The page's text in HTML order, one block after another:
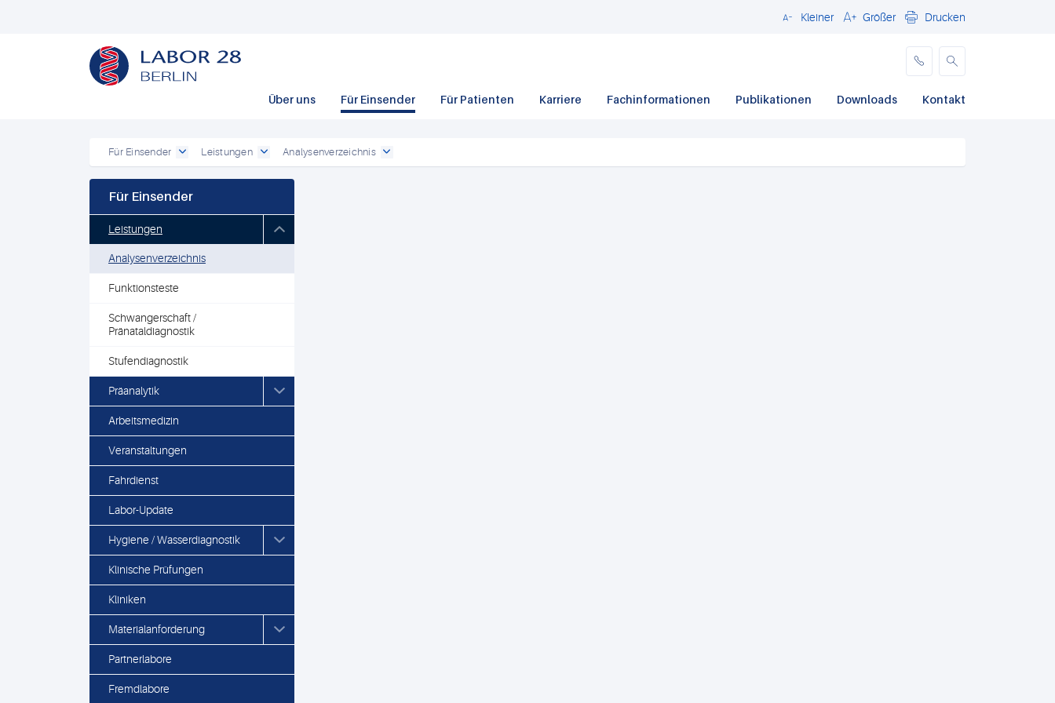
Schließen
Kleiner Größer Drucken
Über uns Für Einsender Für Patienten Karriere Fachinformationen Publikationen Downloads Kontakt
Für Einsender Leistungen Analysenverzeichnis
Für Einsender
Leistungen
Analysenverzeichnis
Funktionsteste
Schwangerschaft /
Pränataldiagnostik
Stufendiagnostik
Präanalytik
Arbeitsmedizin
Veranstaltungen
Fahrdienst
Labor-Update
Hygiene / Wasserdiagnostik
Klinische Prüfungen
Kliniken
Materialanforderung
Partnerlabore
Fremdlabore